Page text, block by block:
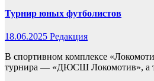
Турнир юных футболистов
18.06.2025 Редакция
В спортивном комплексе
турнира — «ДЮСШ Локомотив», а